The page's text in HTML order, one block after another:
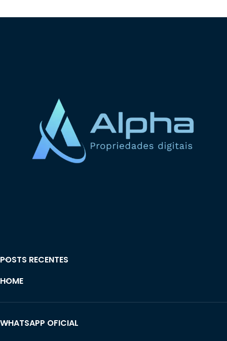
POSTS RECENTES
HOME
WHATSAPP OFICIAL